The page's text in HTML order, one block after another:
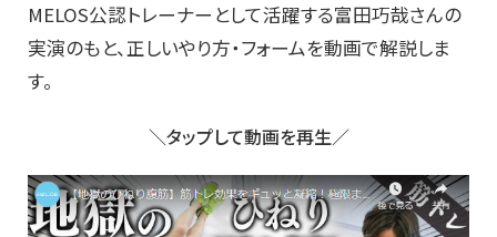
MELOS公認トレーナーとして活躍する富田巧哉さんの
実演のもと、正しいやり方・フォームを動画で解説しま
す。
＼タップして動画を再生／